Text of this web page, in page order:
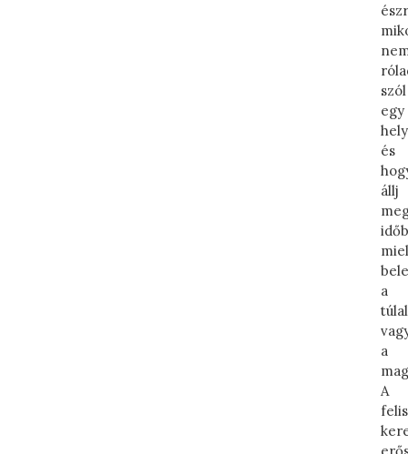
szól
egy
és
állj
a
a
A